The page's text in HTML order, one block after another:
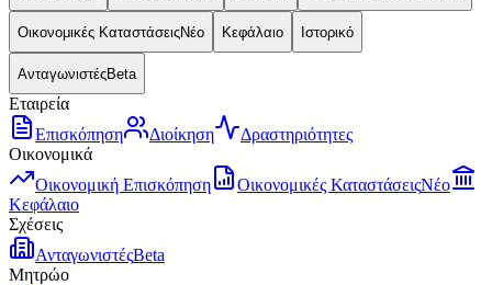
Οικονομικές ΚαταστάσειςΝέο Κεφάλαιο Ιστορικό
ΑνταγωνιστέςBeta
Εταιρεία
Επισκόπηση
Διοίκηση
Δραστηριότητες
Οικονομικά
Οικονομική Επισκόπηση
Οικονομικές ΚαταστάσειςΝέο
Κεφάλαιο
Σχέσεις
ΑνταγωνιστέςBeta
Μητρώο